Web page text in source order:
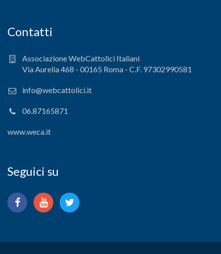
Contatti
Associazione WebCattolici Italiani
Via Aurelia 468 - 00165 Roma - C.F. 97302990581
info@webcattolici.it
06.87165871
www.weca.it
Seguici su